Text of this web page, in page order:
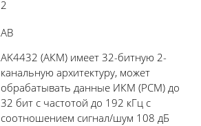
2
AB
AK4432 (АКМ) имеет 32-битную 2-
канальную архитектуру, может
обрабатывать данныe ИКМ (PCM) до
32 бит с частотой до 192 кГц с
соотношением сигнал/шум 108 дБ